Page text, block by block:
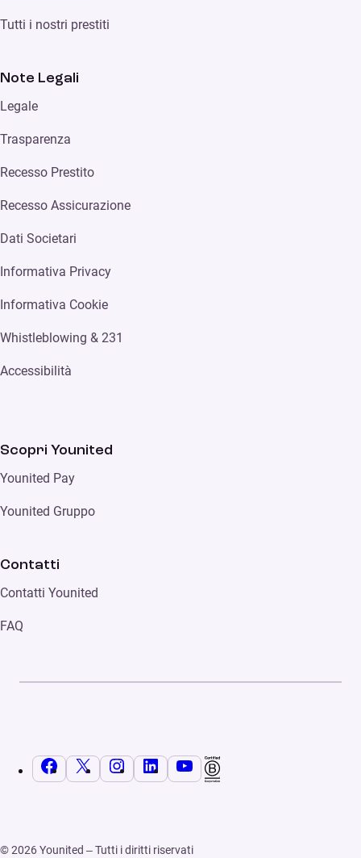
Tutti i nostri prestiti
Note Legali
Legale
Trasparenza
Recesso Prestito
Recesso Assicurazione
Dati Societari
Informativa Privacy
Informativa Cookie
Whistleblowing & 231
Accessibilità
Scopri Younited
Younited Pay
Younited Gruppo
Contatti
Contatti Younited
FAQ
© 2026 Younited – Tutti i diritti riservati
Facebook
X InstagramLinkedInYouTube